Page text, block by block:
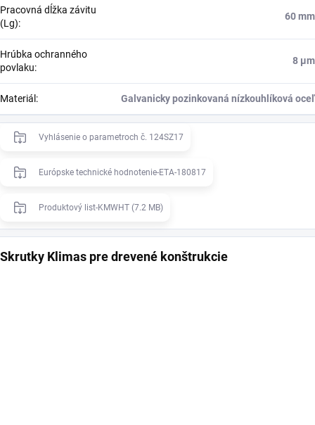
Pracovná dĺžka závitu
(Lg):
60 mm
Hrúbka ochranného
povlaku:
8 μm
Materiál: Galvanicky pozinkovaná nízkouhlíková oceľ
Vyhlásenie o parametroch č. 124SZ17
Európske technické hodnotenie-ETA-180817
Produktový list-KMWHT (7.2 MB)
Skrutky Klimas pre drevené konštrukcie